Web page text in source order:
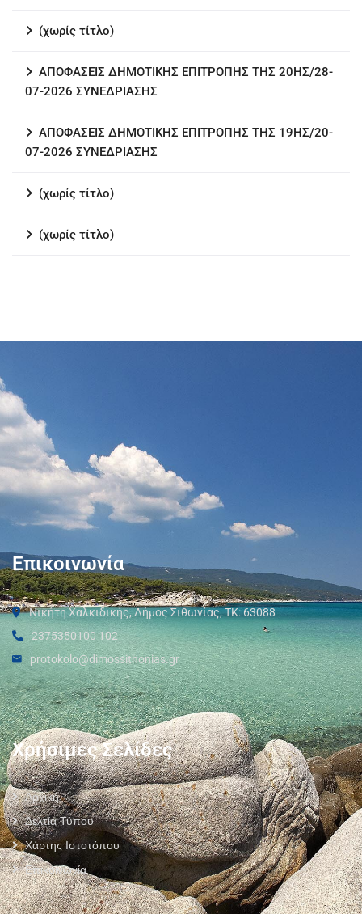
(χωρίς τίτλο)
ΑΠΟΦΑΣΕΙΣ ΔΗΜΟΤΙΚΗΣ ΕΠΙΤΡΟΠΗΣ ΤΗΣ 20ΗΣ/28-
07-2026 ΣΥΝΕΔΡΙΑΣΗΣ
ΑΠΟΦΑΣΕΙΣ ΔΗΜΟΤΙΚΗΣ ΕΠΙΤΡΟΠΗΣ ΤΗΣ 19ΗΣ/20-
07-2026 ΣΥΝΕΔΡΙΑΣΗΣ
(χωρίς τίτλο)
(χωρίς τίτλο)
Επικοινωνία
Νικήτη Χαλκιδικής, Δήμος Σιθωνίας, ΤΚ: 63088
2375350100 102
protokolo@dimossithonias.gr
Χρήσιμες Σελίδες
Αρχική
Δελτία Τύπου
Χάρτης Ιστοτόπου
Επικοινωνία